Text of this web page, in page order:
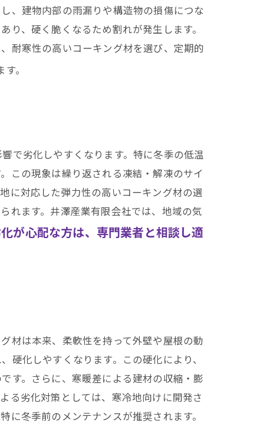
、建物内部の雨漏りや構造物の損傷につな
、硬く脆くなるため割れが発生します。
耐寒性の高いコーキング材を選び、定期的
。
で劣化しやすくなります。特に冬季の低温
この現象は繰り返される凍結・解凍のサイ
に対応した弾力性の高いコーキング材の選
れます。井澤産業有限会社では、地域の気
が心配な方は、専門業者と相談し適
材は本来、柔軟性を持って外壁や屋根の動
化しやすくなります。この硬化により、
す。さらに、寒暖差による建材の収縮・膨
る劣化対策としては、寒冷地向けに開発さ
冬季前のメンテナンスが推奨されます。